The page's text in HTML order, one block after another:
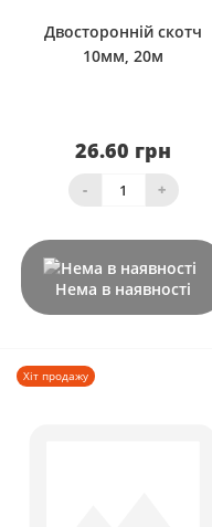
Двосторонній скотч
10мм, 20м
26.60 грн
- +
Нема в наявності
Хіт продажу